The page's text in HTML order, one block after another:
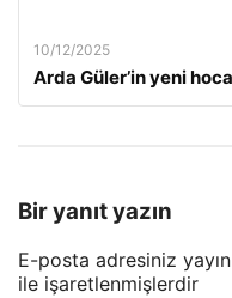
10/12/2025
Arda Güler’in yeni
Bir yanıt yazın
E-posta adresiniz
ile işaretlenmişlerdir